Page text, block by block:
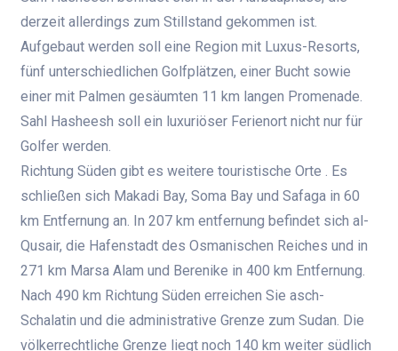
derzeit allerdings zum Stillstand gekommen ist.
Aufgebaut werden soll eine Region mit Luxus-Resorts,
fünf unterschiedlichen Golfplätzen, einer Bucht sowie
einer mit Palmen gesäumten 11 km langen Promenade.
Sahl Hasheesh soll ein luxuriöser Ferienort nicht nur für
Golfer werden.
Richtung Süden gibt es weitere touristische Orte . Es
schließen sich Makadi Bay, Soma Bay und Safaga in 60
km Entfernung an. In 207 km entfernung befindet sich al-
Qusair, die Hafenstadt des Osmanischen Reiches und in
271 km Marsa Alam und Berenike in 400 km Entfernung.
Nach 490 km Richtung Süden erreichen Sie asch-
Schalatin und die administrative Grenze zum Sudan. Die
völkerrechtliche Grenze liegt noch 140 km weiter südlich